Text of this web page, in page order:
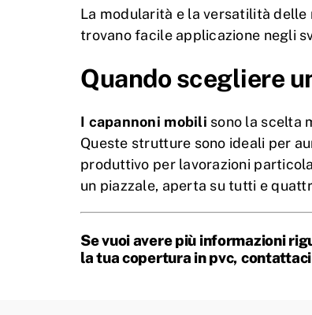
La modularità e la versatilità
trovano facile applicazione negli
Quando scegliere
I capannoni mobili sono la scelta
Queste strutture sono ideali per
produttivo per lavorazioni
un piazzale, aperta su tutti e
Se vuoi avere più informazioni
la tua copertura in pvc,